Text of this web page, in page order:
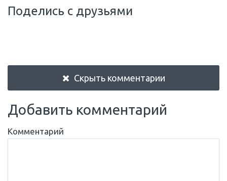
Поделись с друзьями
Скрыть комментарии
Добавить комментарий
Комментарий